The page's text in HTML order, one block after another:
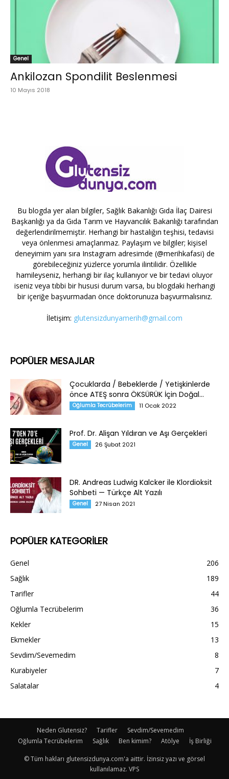
Genel
Ankilozan Spondilit Beslenmesi
10 Mayıs 2018
Bu blogda yer alan bilgiler, Sağlık Bakanlığı Gıda İlaç Dairesi
Başkanlığı ya da Gıda Tarım ve Hayvancılık Bakanlığı tarafından
değerlendirilmemiştir. Herhangi bir hastalığın teşhisi, tedavisi
veya önlenmesi amaçlanmaz. Paylaşım ve bilgiler; kişisel
deneyimim yanı sıra Instagram adresimde (@merihkafasi) de
görebileceğiniz yüzlerce yorumla ilintilidir. Özellikle
hamileyseniz, herhangi bir ilaç kullanıyor ve bir tedavi oluyor
iseniz veya tıbbi bir hususi durum varsa, bu blogdaki herhangi
bir içeriğe başvurmadan önce doktorunuza başvurmalısınız.
İletişim: glutensizdunyamerih@gmail.com
POPÜLER MESAJLAR
Çocuklarda / Bebeklerde / Yetişkinlerde
önce ATEŞ sonra ÖKSÜRÜK İçin Doğal...
Oğlumla Tecrübelerim 11 Ocak 2022
Prof. Dr. Alişan Yıldıran ve Aşı Gerçekleri
Genel 26 Şubat 2021
DR. Andreas Ludwig Kalcker ile Klordioksit
Sohbeti — Türkçe Alt Yazılı
Genel 27 Nisan 2021
POPÜLER KATEGORİLER
Genel
206
Sağlık
189
Tarifler
44
Oğlumla Tecrübelerim
36
Kekler
15
Ekmekler
13
Sevdim/Sevemedim
8
Kurabiyeler
7
Salatalar
4
Neden Glutensiz? Tarifler
Sevdim/Sevemedim
Oğlumla Tecrübelerim
Sağlık Ben kimim? Atölye İş Birliği
© Tüm hakları glutensizdunya.com'a aittir. İzinsiz yazı ve görsel
kullanılamaz. VPS